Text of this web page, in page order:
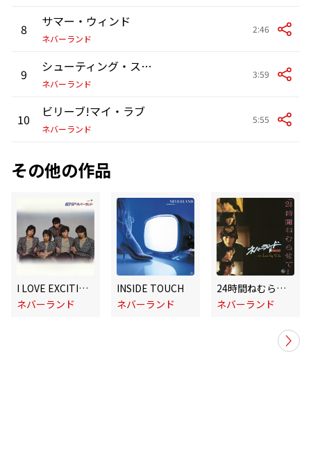
8 サマー・ウィンド
ネバーランド
2:46
9 シューティング・スター
ネバーランド
3:59
10 ビリーブ!マイ・ラブ
ネバーランド
5:55
その他の作品
I LOVE EXCITING MINI
ネバーランド
INSIDE TOUCH
ネバーランド
24時間ねむらせて・・・/Love Song For You
ネバーランド